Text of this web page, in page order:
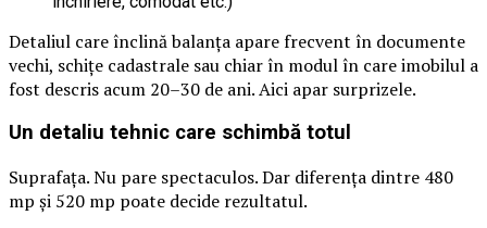
Detaliul care înclină balanța apare frecvent în documente
vechi, schițe cadastrale sau chiar în modul în care imobilul a
fost descris acum 20–30 de ani. Aici apar surprizele.
Un detaliu tehnic care schimbă totul
Suprafața. Nu pare spectaculos. Dar diferența dintre 480
mp și 520 mp poate decide rezultatul.